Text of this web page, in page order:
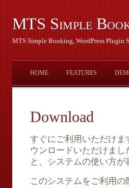
MTS Simple
MTS Simple Booking, WordPress Plugin
HOME FEATURES
Download
すぐにご利用いただけま
ウンロードいただけま
と、システムの使い方
このシステムをご利用の